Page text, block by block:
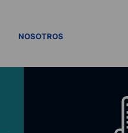
NOSOTROS